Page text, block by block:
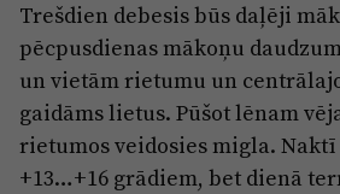
Trešdien debesis būs daļēji
pēcpusdienas mākoņu
un vietām rietumu un
gaidāms lietus. Pūšot lēnam
rietumos veidosies migla.
+13…+16 grādiem, bet dienā